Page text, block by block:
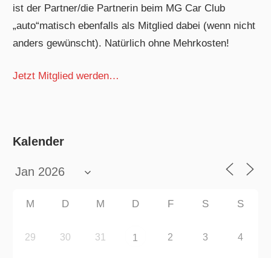
ist der Partner/die Partnerin beim MG Car Club
„auto“matisch ebenfalls als Mitglied dabei (wenn nicht
anders gewünscht). Natürlich ohne Mehrkosten!
Jetzt Mitglied werden…
Kalender
M D M D F S S
29 30 31 1 2 3 4